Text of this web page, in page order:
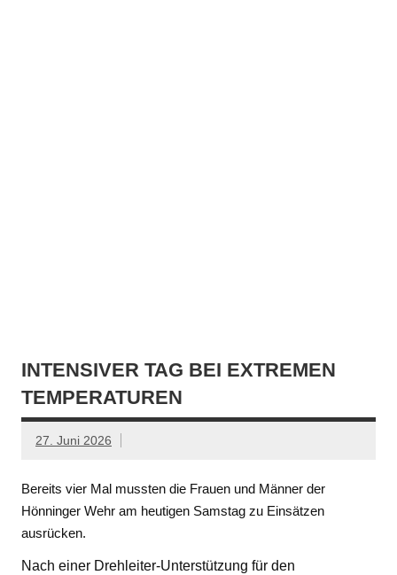
INTENSIVER TAG BEI EXTREMEN
TEMPERATUREN
27. Juni 2026
Bereits vier Mal mussten die Frauen und Männer der
Hönninger Wehr am heutigen Samstag zu Einsätzen
ausrücken.
Nach einer Drehleiter-Unterstützung für den